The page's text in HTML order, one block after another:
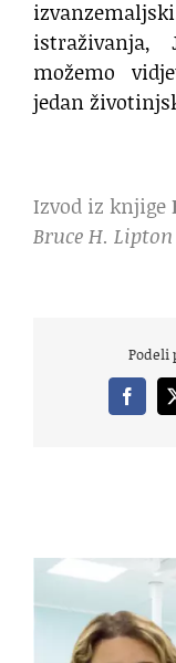
istraživanja,
možemo
jedan
Izvod iz knjige
Bruce H. Lipton
Podeli